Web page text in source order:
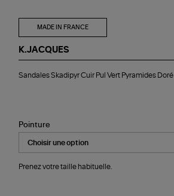
MADE IN FRANCE
K.JACQUES
Skadipyr
Doré
Sandales Skadipyr Cuir Pul Vert Pyramides Doré
Pointure
Prenez votre taille habituelle.